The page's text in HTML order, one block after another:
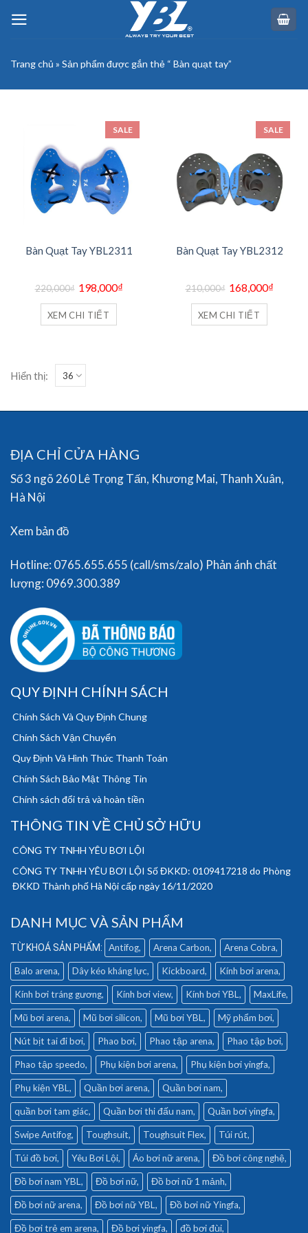
Trang chủ » Sản phẩm được gắn thẻ “ Bàn quạt tay”
SALE
Bàn Quạt Tay YBL2311
220,000₫
Giá
gốc
là:
220,000₫.
198,000₫Giá
hiện
XEM CHI TIẾT
SALE
Bàn Quạt Tay YBL2312
210,000₫
Giá
gốc
là:
210,000₫.
168,000₫Giá
hiện
XEM CHI TIẾT
Hiển thị:
ĐỊA CHỈ CỬA HÀNG
Số 3 ngõ 260 Lê Trọng Tấn, Khương Mai, Thanh Xuân,
Hà Nội
Xem bản đồ
Hotline: 0765.655.655 (call/sms/zalo) Phản ánh chất
lượng: 0969.300.389
QUY ĐỊNH CHÍNH SÁCH
Chính Sách Và Quy Định Chung
Chính Sách Vận Chuyển
Quy Định Và Hình Thức Thanh Toán
Chính Sách Bảo Mật Thông Tin
Chính sách đổi trả và hoàn tiền
THÔNG TIN VỀ CHỦ SỞ HỮU
CÔNG TY TNHH YÊU BƠI LỘI
CÔNG TY TNHH YÊU BƠI LỘI Số ĐKKD: 0109417218 do Phòng
ĐKKD Thành phố Hà Nội cấp ngày 16/11/2020
DANH MỤC VÀ SẢN PHẨM
Antifog Arena Carbon Arena Cobra
Balo arena Dây kéo kháng lực Kickboard Kính bơi arena
Kính bơi tráng gương Kính bơi view Kính bơi YBL MaxLife
Mũ bơi arena Mũ bơi silicon Mũ bơi YBL Mỹ phẩm bơi
Nút bịt tai đi bơi Phao bơi Phao tập arena Phao tập bơi
Phao tập speedo Phụ kiện bơi arena Phụ kiện bơi yingfa
Phụ kiện YBL Quần bơi arena Quần bơi nam
quần bơi tam giác Quần bơi thi đấu nam Quần bơi yingfa
Swipe Antifog Toughsuit Toughsuit Flex Túi rút
Túi đồ bơi Yêu Bơi Lội Áo bơi nữ arena Đồ bơi công nghệ
Đồ bơi nam YBL Đồ bơi nữ Đồ bơi nữ 1 mảnh
Đồ bơi nữ arena Đồ bơi nữ YBL Đồ bơi nữ Yingfa
Đồ bơi trẻ em arena Đồ bơi yingfa đồ bơi đùi